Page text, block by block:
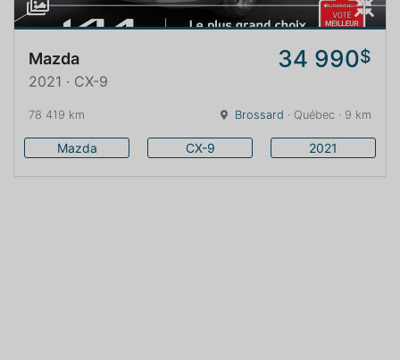
Mazda 34 990$
2021 · CX-9
78 419 km Brossard · Québec · 9 km
Mazda CX-9 2021